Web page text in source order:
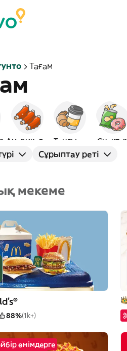
Тағам
Таңғы ас Снэктер
Сұрыптау реті
мекеме
88%(1k+)
өнімдерге